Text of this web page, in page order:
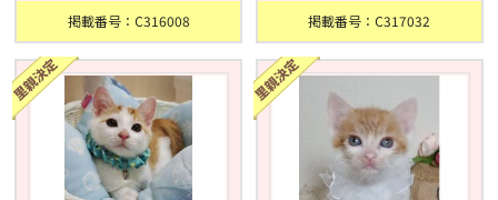
掲載番号：C316008 掲載番号：C317032